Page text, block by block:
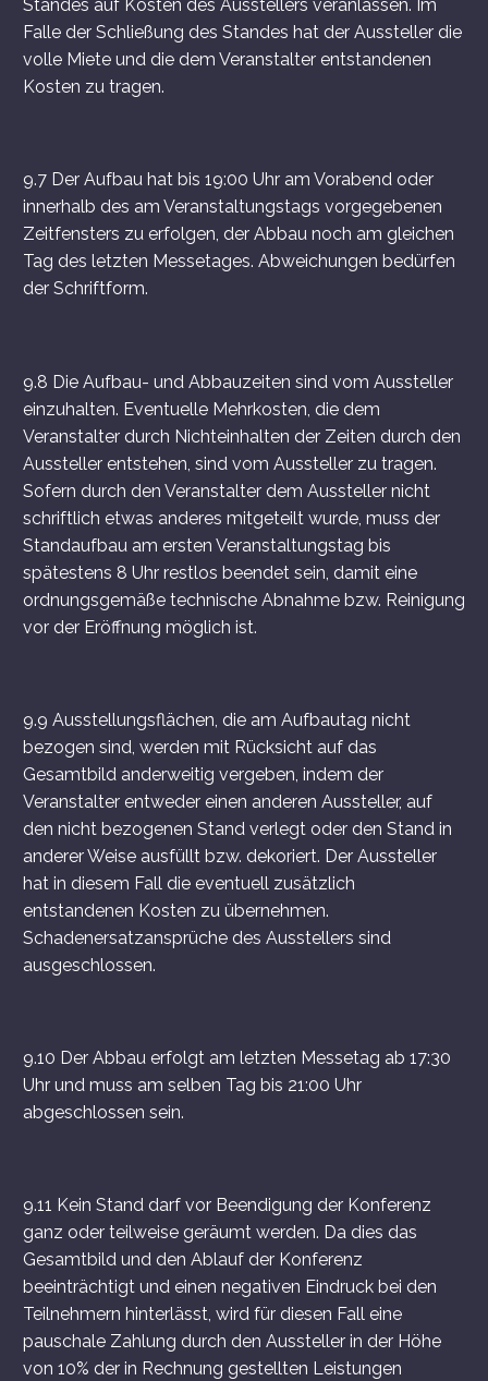
Standes auf Kosten des Ausstellers veranlassen. Im
Falle der Schließung des Standes hat der Aussteller die
volle Miete und die dem Veranstalter entstandenen
Kosten zu tragen.
9.7 Der Aufbau hat bis 19:00 Uhr am Vorabend oder
innerhalb des am Veranstaltungstags vorgegebenen
Zeitfensters zu erfolgen, der Abbau noch am gleichen
Tag des letzten Messetages. Abweichungen bedürfen
der Schriftform.
9.8 Die Aufbau- und Abbauzeiten sind vom Aussteller
einzuhalten. Eventuelle Mehrkosten, die dem
Veranstalter durch Nichteinhalten der Zeiten durch den
Aussteller entstehen, sind vom Aussteller zu tragen.
Sofern durch den Veranstalter dem Aussteller nicht
schriftlich etwas anderes mitgeteilt wurde, muss der
Standaufbau am ersten Veranstaltungstag bis
spätestens 8 Uhr restlos beendet sein, damit eine
ordnungsgemäße technische Abnahme bzw. Reinigung
vor der Eröffnung möglich ist.
9.9 Ausstellungsflächen, die am Aufbautag nicht
bezogen sind, werden mit Rücksicht auf das
Gesamtbild anderweitig vergeben, indem der
Veranstalter entweder einen anderen Aussteller, auf
den nicht bezogenen Stand verlegt oder den Stand in
anderer Weise ausfüllt bzw. dekoriert. Der Aussteller
hat in diesem Fall die eventuell zusätzlich
entstandenen Kosten zu übernehmen.
Schadenersatzansprüche des Ausstellers sind
ausgeschlossen.
9.10 Der Abbau erfolgt am letzten Messetag ab 17:30
Uhr und muss am selben Tag bis 21:00 Uhr
abgeschlossen sein.
9.11 Kein Stand darf vor Beendigung der Konferenz
ganz oder teilweise geräumt werden. Da dies das
Gesamtbild und den Ablauf der Konferenz
beeinträchtigt und einen negativen Eindruck bei den
Teilnehmern hinterlässt, wird für diesen Fall eine
pauschale Zahlung durch den Aussteller in der Höhe
von 10% der in Rechnung gestellten Leistungen